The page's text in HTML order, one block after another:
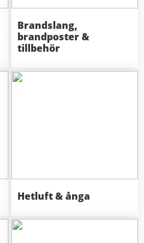
Brandslang,
brandposter &
tillbehör
Hetluft & ånga